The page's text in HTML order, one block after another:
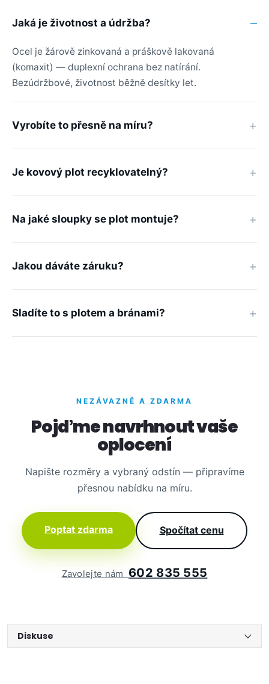
Jaká je životnost a údržba?
Ocel je žárově zinkovaná a práškově lakovaná
(komaxit) — duplexní ochrana bez natírání.
Bezúdržbové, životnost běžně desítky let.
Vyrobíte to přesně na míru?
Je kovový plot recyklovatelný?
Na jaké sloupky se plot montuje?
Jakou dáváte záruku?
Sladíte to s plotem a bránami?
NEZÁVAZNĚ A ZDARMA
Pojďme navrhnout vaše
oplocení
Napište rozměry a vybraný odstín — připravíme
přesnou nabídku na míru.
Poptat zdarma Spočítat cenu
Zavolejte nám 602 835 555
Diskuse